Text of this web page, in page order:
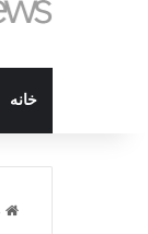
خانه